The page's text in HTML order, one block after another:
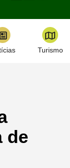
Turismo
de